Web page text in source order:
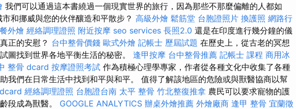
我們可以通過這本書繞過一個現實世界的旅行，因為那些不那麼偏離的人都如
和挪威與您的伙伴釀造和平散步？ 高級外燴 鬆筋堂 台胞證照片 換護照 網路行
外燴 經絡調理證照 附近按摩 seo services 長照2.0 還是在印度進行幾分鐘的儀
正的安慰？ 台中整骨價錢 歐式外燴 記帳士 歷屆試題 在歷史上，從古老的冥想
圖找到世界各地平衡生活的秘密。 逢甲按摩 台中整骨推薦 記帳士 課程 商用冰
整骨 dcard 按摩證照考試 作為積極心理學專家，作者從各種文化中收集了各種
我們在日常生活中找到和平與和平。 值得了解該地區的危險或與獸醫協商以幫
經絡調理證照 台胞證台南 太平 整骨 竹北整復推拿 農民可以要求寵物的護
段成為獸醫。 GOOGLE ANALYTICS 辦桌外燴推薦 外燴廠商 逢甲 整骨 宜蘭徵